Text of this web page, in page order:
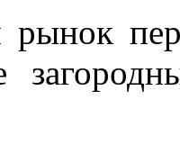
рынок